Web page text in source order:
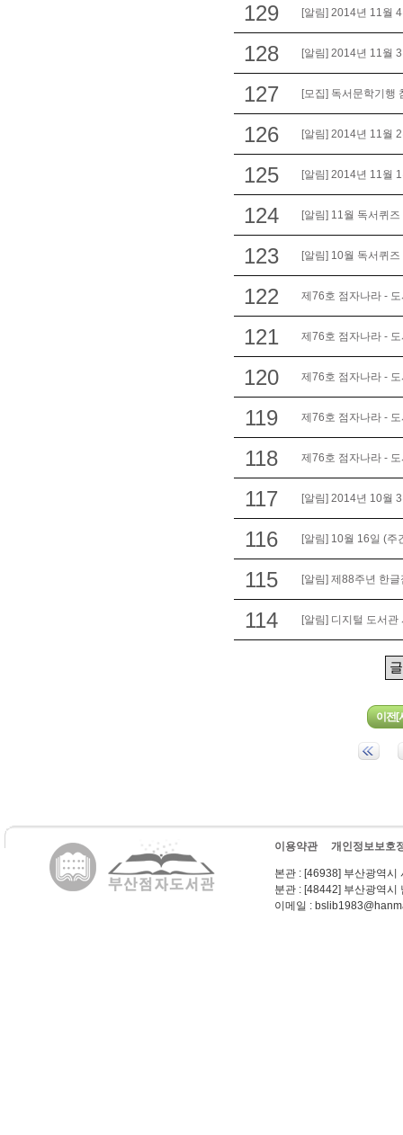
129 [알림] 2014년 11월
128 [알림] 2014년 11월
127 [모집] 독서문학기행
126 [알림] 2014년 11월
125 [알림] 2014년 11월
124 [알림] 11월 독서퀴
123 [알림] 10월 독서퀴
122 제76호 점자나라 -
121 제76호 점자나라 -
120 제76호 점자나라 -
119 제76호 점자나라 -
118 제76호 점자나라 -
117 [알림] 2014년 10월
116 [알림] 10월 16일 (주
115 [알림] 제88주년 한
114 [알림] 디지털 도서
이용약관 개인정보보호
본관 : [46938] 부산광역
분관 : [48442] 부산광역
이메일 :